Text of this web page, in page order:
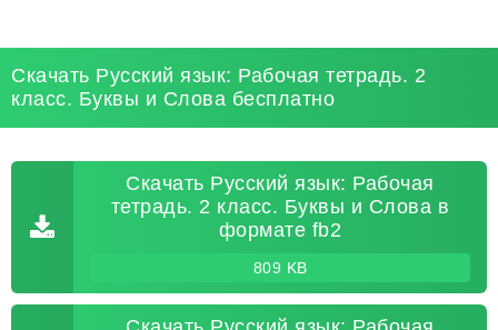
Скачать Русский язык: Рабочая тетрадь. 2
класс. Буквы и Слова бесплатно
Скачать Русский язык: Рабочая
тетрадь. 2 класс. Буквы и Слова в
формате fb2
809 KB